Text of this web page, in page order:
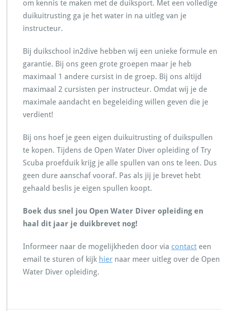
om kennis te maken met de duiksport. Met een volledige
duikuitrusting ga je het water in na uitleg van je
instructeur.
Bij duikschool in2dive hebben wij een unieke formule en
garantie. Bij ons geen grote groepen maar je heb
maximaal 1 andere cursist in de groep. Bij ons altijd
maximaal 2 cursisten per instructeur. Omdat wij je de
maximale aandacht en begeleiding willen geven die je
verdient!
Bij ons hoef je geen eigen duikuitrusting of duikspullen
te kopen. Tijdens de Open Water Diver opleiding of Try
Scuba proefduik krijg je alle spullen van ons te leen. Dus
geen dure aanschaf vooraf. Pas als jij je brevet hebt
gehaald beslis je eigen spullen koopt.
Boek dus snel jou Open Water Diver opleiding en
haal dit jaar je duikbrevet nog!
Informeer naar de mogelijkheden door via contact een
email te sturen of kijk hier naar meer uitleg over de Open
Water Diver opleiding.